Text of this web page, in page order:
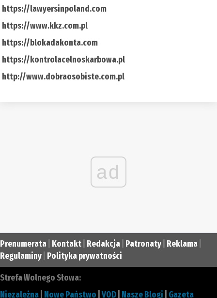
https://lawyersinpoland.com
https://www.kkz.com.pl
https://blokadakonta.com
https://kontrolacelnoskarbowa.pl
http://www.dobraosobiste.com.pl
ad
Prenumerata Kontakt Redakcja Patronaty Reklama
Regulaminy Polityka prywatności
Strefa Wolnego Słowa:
Niezależna Nowe Państwo VOD Nasze Blogi Gazeta